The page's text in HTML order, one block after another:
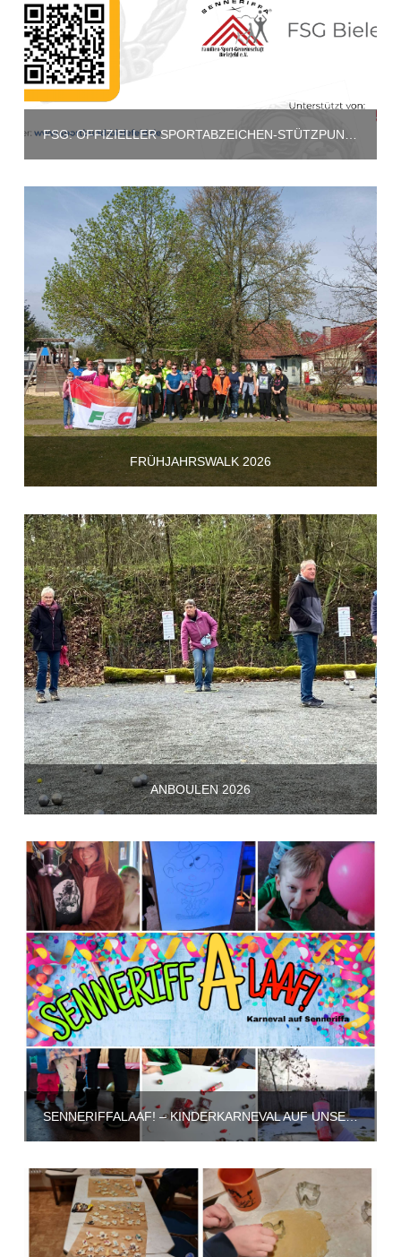
FRÜHJAHRSWALK 2026
ANBOULEN 2026
SENNERIFFALAAF! – KINDERKARNEVAL AUF UNSEREM GELÄNDE